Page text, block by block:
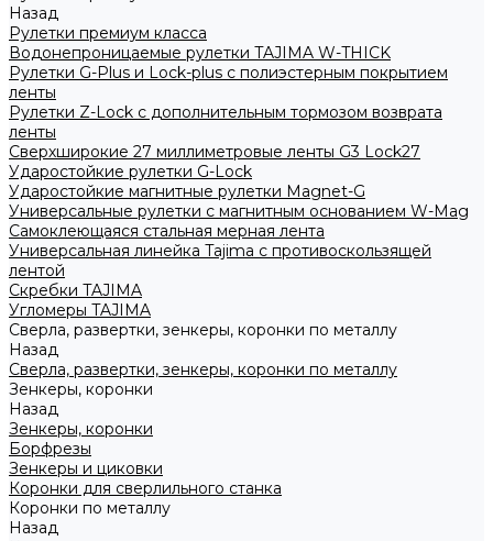
Назад
Рулетки премиум класса
Водонепроницаемые рулетки TAJIMA W-THICK
Рулетки G-Plus и Lock-plus с полиэстерным покрытием
ленты
Рулетки Z-Lock с дополнительным тормозом возврата
ленты
Сверхширокие 27 миллиметровые ленты G3 Lock27
Ударостойкие рулетки G-Lock
Ударостойкие магнитные рулетки Magnet-G
Универсальные рулетки с магнитным основанием W-Mag
Самоклеющаяся стальная мерная лента
Универсальная линейка Tajima с противоскользящей
лентой
Скребки TAJIMA
Угломеры TAJIMA
Сверла, развертки, зенкеры, коронки по металлу
Назад
Сверла, развертки, зенкеры, коронки по металлу
Зенкеры, коронки
Назад
Зенкеры, коронки
Борфрезы
Зенкеры и циковки
Коронки для сверлильного станка
Коронки по металлу
Назад